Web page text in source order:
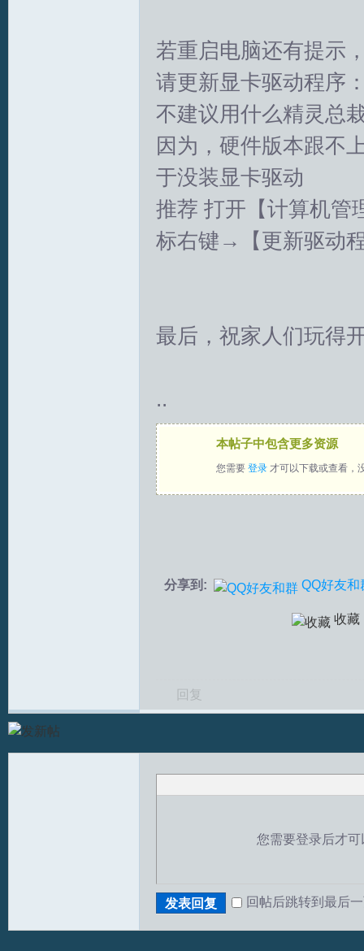
若重启电脑还有提示
请更新显卡驱动程序
不建议用什么精灵总
因为，硬件版本跟不
于没装显卡驱动
推荐 打开【计算机
标右键→【更新驱动
最后，祝家人们玩得
..
本帖子中包含更多资源
您需要 登录 才可以下载或查看，
分享到: QQ好友和
收藏
回复
您需要登录后才
发表回复 回帖后跳转到最后